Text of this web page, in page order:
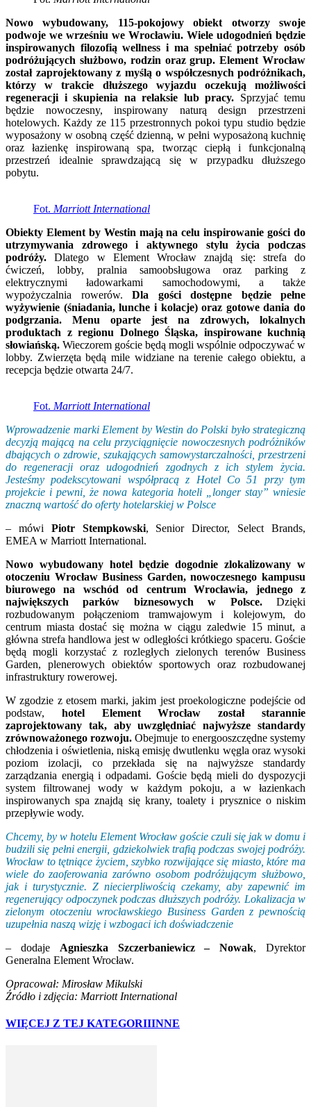
Nowo wybudowany, 115-pokojowy obiekt otworzy swoje
podwoje we wrześniu we Wrocławiu. Wiele udogodnień będzie
inspirowanych filozofią wellness i ma spełniać potrzeby osób
podróżujących służbowo, rodzin oraz grup. Element Wrocław
został zaprojektowany z myślą o współczesnych podróżnikach,
którzy w trakcie dłuższego wyjazdu oczekują możliwości
regeneracji i skupienia na relaksie lub pracy. Sprzyjać temu
będzie nowoczesny, inspirowany naturą design przestrzeni
hotelowych. Każdy ze 115 przestronnych pokoi typu studio będzie
wyposażony w osobną część dzienną, w pełni wyposażoną kuchnię
oraz łazienkę inspirowaną spa, tworząc ciepłą i funkcjonalną
przestrzeń idealnie sprawdzającą się w przypadku dłuższego
pobytu.
Fot. Marriott International
Obiekty Element by Westin mają na celu inspirowanie gości do
utrzymywania zdrowego i aktywnego stylu życia podczas
podróży. Dlatego w Element Wrocław znajdą się: strefa do
ćwiczeń, lobby, pralnia samoobsługowa oraz parking z
elektrycznymi ładowarkami samochodowymi, a także
wypożyczalnia rowerów. Dla gości dostępne będzie pełne
wyżywienie (śniadania, lunche i kolacje) oraz gotowe dania do
podgrzania. Menu oparte jest na zdrowych, lokalnych
produktach z regionu Dolnego Śląska, inspirowane kuchnią
słowiańską. Wieczorem goście będą mogli wspólnie odpoczywać w
lobby. Zwierzęta będą mile widziane na terenie całego obiektu, a
recepcja będzie otwarta 24/7.
Fot. Marriott International
Wprowadzenie marki Element by Westin do Polski było strategiczną
decyzją mającą na celu przyciągnięcie nowoczesnych podróżników
dbających o zdrowie, szukających samowystarczalności, przestrzeni
do regeneracji oraz udogodnień zgodnych z ich stylem życia.
Jesteśmy podekscytowani współpracą z Hotel Co 51 przy tym
projekcie i pewni, że nowa kategoria hoteli „longer stay” wniesie
znaczną wartość do oferty hotelarskiej w Polsce
– mówi Piotr Stempkowski, Senior Director, Select Brands,
EMEA w Marriott International.
Nowo wybudowany hotel będzie dogodnie zlokalizowany w
otoczeniu Wrocław Business Garden, nowoczesnego kampusu
biurowego na wschód od centrum Wrocławia, jednego z
największych parków biznesowych w Polsce.Dzięki
rozbudowanym połączeniom tramwajowym i kolejowym, do
centrum miasta dostać się można w ciągu zaledwie 15 minut, a
główna strefa handlowa jest w odległości krótkiego spaceru. Goście
będą mogli korzystać z rozległych zielonych terenów Business
Garden, plenerowych obiektów sportowych oraz rozbudowanej
infrastruktury rowerowej.
W zgodzie z etosem marki, jakim jest proekologiczne podejście od
podstaw, hotel Element Wrocław został starannie
zaprojektowany tak, aby uwzględniać najwyższe standardy
zrównoważonego rozwoju. Obejmuje to energooszczędne systemy
chłodzenia i oświetlenia, niską emisję dwutlenku węgla oraz wysoki
poziom izolacji, co przekłada się na najwyższe standardy
zarządzania energią i odpadami. Goście będą mieli do dyspozycji
system filtrowanej wody w każdym pokoju, a w łazienkach
inspirowanych spa znajdą się krany, toalety i prysznice o niskim
przepływie wody.
Chcemy, by w hotelu Element Wrocław goście czuli się jak w domu i
budzili się pełni energii, gdziekolwiek trafią podczas swojej podróży.
Wrocław to tętniące życiem, szybko rozwijające się miasto, które ma
wiele do zaoferowania zarówno osobom podróżującym służbowo,
jak i turystycznie. Z niecierpliwością czekamy, aby zapewnić im
regenerujący odpoczynek podczas dłuższych podróży. Lokalizacja w
zielonym otoczeniu wrocławskiego Business Garden z pewnością
uzupełnia naszą wizję i wzbogaci ich doświadczenie
– dodaje Agnieszka Szczerbaniewicz – Nowak, Dyrektor
Generalna Element Wrocław.
Opracował: Mirosław Mikulski
Źródło i zdjęcia: Marriott International
WIĘCEJ Z TEJ KATEGORIIINNE